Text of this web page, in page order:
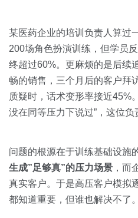
某医药企业的培训负责人算过
200场角色扮演训练，但学员
终超过60%。更麻烦的是后
畅的销售，三个月后的客户拜
质疑时，话术变形率接近45%
没在同等压力下说过”，这位负
问题的根源在于训练基础设施
生成”足够真”的压力场景 ，而
真实客户。于是高压客户模拟
都知道重要，但谁也解决不了。